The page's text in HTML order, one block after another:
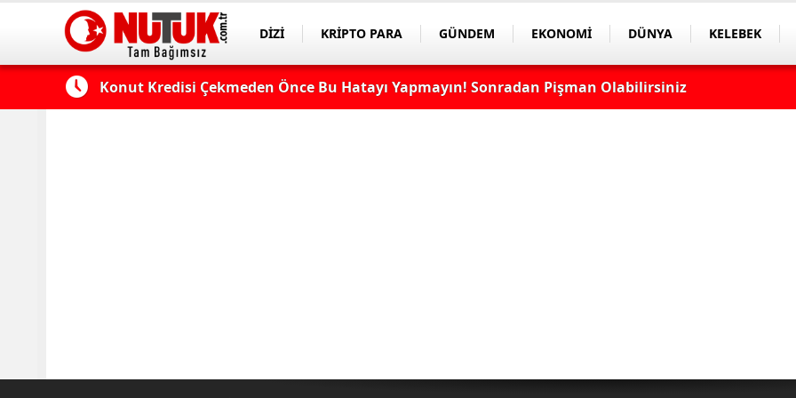
DİZİ KRİPTO PARA GÜNDEM EKONOMİ DÜNYA KELEBEK
Edilmeli? Konut Kredisi Çekmeden Önce Bu Hatayı Yapmayın! Sonradan Pişman Olabilirsiniz